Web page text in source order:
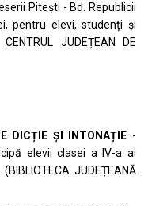
Pitești - Bd. Republicii
pentru elevi, studenți și
JUDEȚEAN DE
DICȚIE ȘI INTONAȚIE -
elevii clasei a IV-a ai
JUDEȚEANĂ